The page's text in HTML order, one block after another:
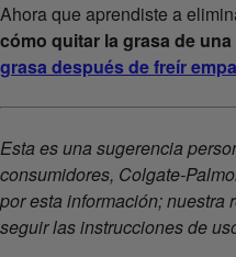
Ahora que aprendiste a
cómo quitar la grasa de
grasa después de freír
Esta es una sugerencia
consumidores, Colgate-
por esta información; nuestra
seguir las instrucciones de